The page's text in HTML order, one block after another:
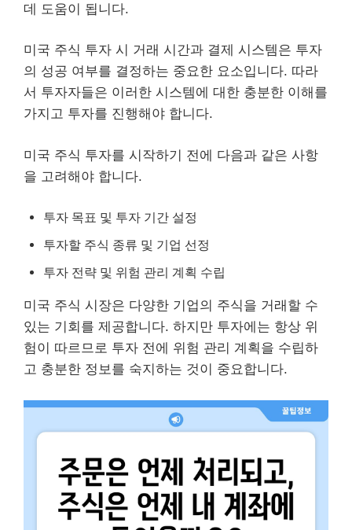
데 도움이 됩니다.
미국 주식 투자 시 거래 시간과 결제 시스템은 투자
의 성공 여부를 결정하는 중요한 요소입니다. 따라
서 투자자들은 이러한 시스템에 대한 충분한 이해를
가지고 투자를 진행해야 합니다.
미국 주식 투자를 시작하기 전에 다음과 같은 사항
을 고려해야 합니다.
투자 목표 및 투자 기간 설정
투자할 주식 종류 및 기업 선정
투자 전략 및 위험 관리 계획 수립
미국 주식 시장은 다양한 기업의 주식을 거래할 수
있는 기회를 제공합니다. 하지만 투자에는 항상 위
험이 따르므로 투자 전에 위험 관리 계획을 수립하
고 충분한 정보를 숙지하는 것이 중요합니다.